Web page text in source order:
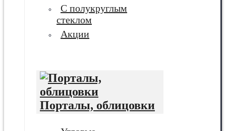
С полукруглым
стеклом
Акции
Порталы, облицовки